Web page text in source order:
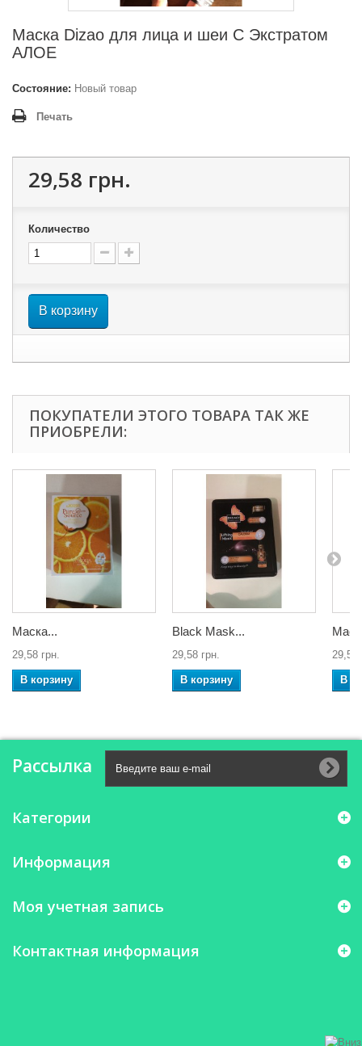
Маска Dizao для лица и шеи С Экстратом
АЛОЕ
Состояние: Новый товар
Печать
29,58 грн.
Количество
В корзину
ПОКУПАТЕЛИ ЭТОГО ТОВАРА ТАК ЖЕ
ПРИОБРЕЛИ:
Маска...
29,58 грн.
В корзину
Black Mask...
29,58 грн.
В корзину
29,58
В
Рассылка
Категории
Информация
Моя учетная запись
Контактная информация